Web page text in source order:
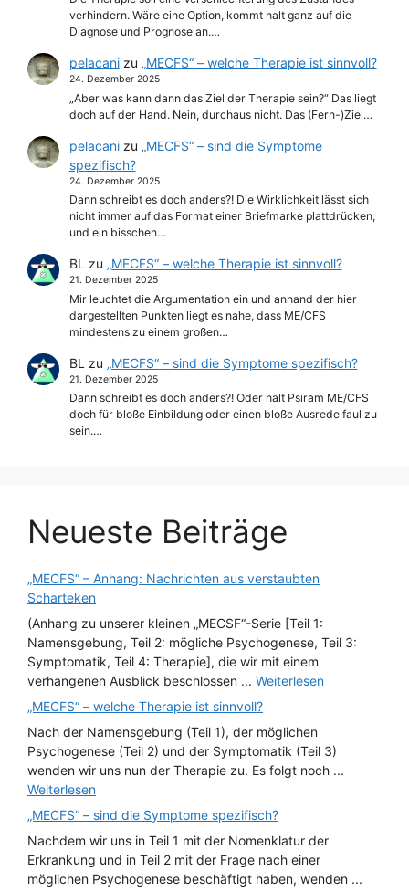
verhindern. Wäre eine Option, kommt halt ganz auf die
Diagnose und Prognose an.…
pelacanizu „MECFS“ – welche Therapie ist sinnvoll?
24. Dezember 2025
„Aber was kann dann das Ziel der Therapie sein?“ Das liegt
doch auf der Hand. Nein, durchaus nicht. Das (Fern-)Ziel…
pelacanizu „MECFS“ – sind die Symptome
spezifisch?
24. Dezember 2025
Dann schreibt es doch anders?! Die Wirklichkeit lässt sich
nicht immer auf das Format einer Briefmarke plattdrücken,
und ein bisschen…
BL zu „MECFS“ – welche Therapie ist sinnvoll?
21. Dezember 2025
Mir leuchtet die Argumentation ein und anhand der hier
dargestellten Punkten liegt es nahe, dass ME/CFS
mindestens zu einem großen…
BL zu „MECFS“ – sind die Symptome spezifisch?
21. Dezember 2025
Dann schreibt es doch anders?! Oder hält Psiram ME/CFS
doch für bloße Einbildung oder einen bloße Ausrede faul zu
sein.…
Neueste Beiträge
„MECFS“ – Anhang: Nachrichten aus verstaubten
Scharteken
(Anhang zu unserer kleinen „MECSF“-Serie [Teil 1:
Namensgebung, Teil 2: mögliche Psychogenese, Teil 3:
Symptomatik, Teil 4: Therapie], die wir mit einem
verhangenen Ausblick beschlossen ... Weiterlesen
„MECFS“ – welche Therapie ist sinnvoll?
Nach der Namensgebung (Teil 1), der möglichen
Psychogenese (Teil 2) und der Symptomatik (Teil 3)
wenden wir uns nun der Therapie zu. Es folgt noch ...
Weiterlesen
„MECFS“ – sind die Symptome spezifisch?
Nachdem wir uns in Teil 1 mit der Nomenklatur der
Erkrankung und in Teil 2 mit der Frage nach einer
möglichen Psychogenese beschäftigt haben, wenden ...